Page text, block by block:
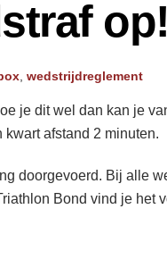
op!
, wedstrijdreglement
je dit wel dan kan je
afstand 2 minuten.
doorgevoerd. Bij alle
Bond vind je het